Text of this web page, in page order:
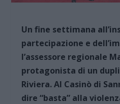
Un fine settimana
partecipazione e
l’assessore regionale
protagonista di un
Riviera. Al Casinò di
dire “basta” alla